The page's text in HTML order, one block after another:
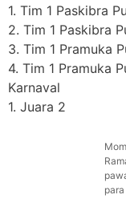
1. Tim 1 Paskibra
2. Tim 1 Paskibra
3. Tim 1 Pramuka
4. Tim 1 Pramuka
Karnaval
1. Juara 2